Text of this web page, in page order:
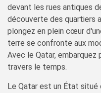
devant les rues antiques
découverte des quartiers
plongez en plein cœur
terre se confronte aux
Avec le Qatar, embarquez
travers le temps.
Le Qatar est un État situé